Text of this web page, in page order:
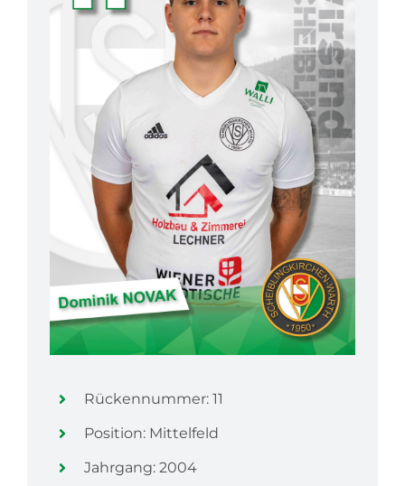
Rückennummer: 11
Position: Mittelfeld
Jahrgang: 2004